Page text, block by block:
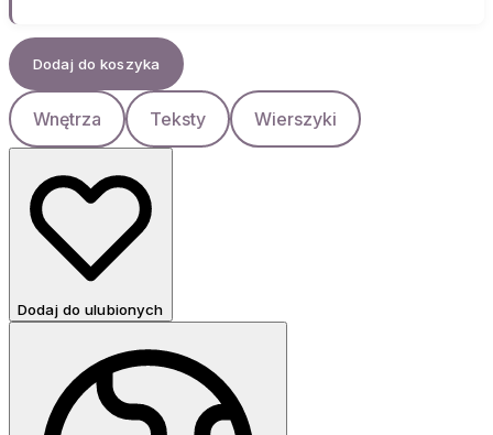
Dodaj do koszyka
Wnętrza Teksty Wierszyki
Dodaj do ulubionych